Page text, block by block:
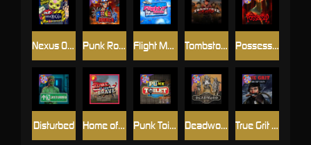
Home of the Brave
Tombstone Slaughter
Punk Rocker 2
Deadwood R.I.P
Nexus Outsourced Flight Mode
Punk Toilet
Possessed
Disturbed True Grit Redemption